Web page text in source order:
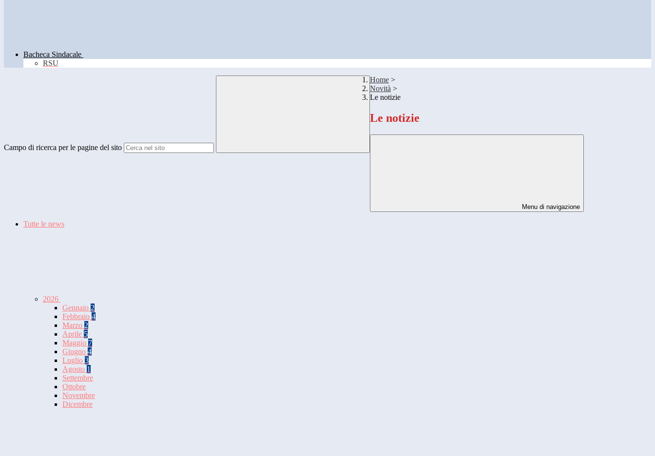
Bacheca Sindacale
RSU
Campo di ricerca per le pagine del sito
Home >
Novità >
Le notizie
Le notizie
Menu di navigazione
Tutte le news
2026
Gennaio 2
Febbraio 4
Marzo 2
Aprile 5
Maggio 7
Giugno 4
Luglio 3
Agosto 1
Settembre
Ottobre
Novembre
Dicembre